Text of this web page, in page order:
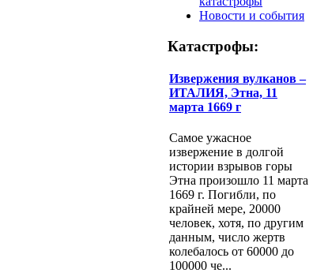
Новости и события
Катастрофы:
Извержения вулканов –
ИТАЛИЯ, Этна, 11
марта 1669 г
Самое ужасное
извержение в долгой
истории взрывов горы
Этна произошло 11 марта
1669 г. Погибли, по
крайней мере, 20000
человек, хотя, по другим
данным, число жертв
колебалось от 60000 до
100000 че...